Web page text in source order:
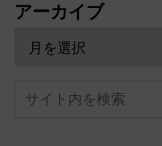
アーカイブ